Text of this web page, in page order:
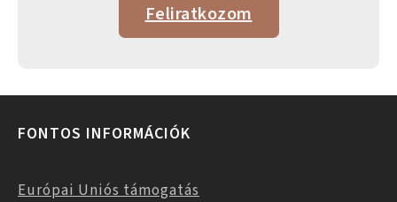
Feliratkozom
FONTOS INFORMÁCIÓK
Európai Uniós támogatás